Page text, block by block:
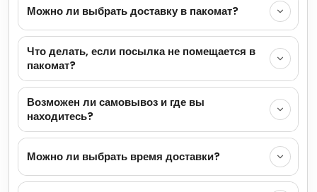
Можно ли выбрать доставку в пакомат?
Что делать, если посылка не помещается в
пакомат?
Возможен ли самовывоз и где вы
находитесь?
Можно ли выбрать время доставки?